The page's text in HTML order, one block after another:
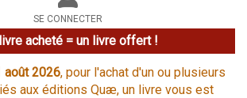
site
SE CONNECTER
acheté = un livre offert !
août 2026, pour l'achat d'un ou plusieurs
aux éditions Quæ, un livre vous est